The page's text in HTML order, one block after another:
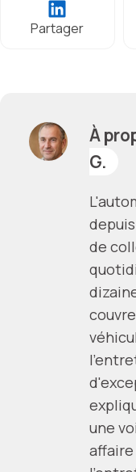
Partager
À
G.
de
une